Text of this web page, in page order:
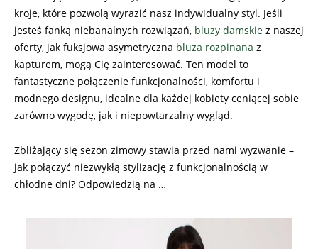
kroje, które pozwolą wyrazić nasz indywidualny styl. Jeśli
jesteś fanką niebanalnych rozwiązań, bluzy damskie z naszej
oferty, jak fuksjowa asymetryczna bluza rozpinana z
kapturem, mogą Cię zainteresować. Ten model to
fantastyczne połączenie funkcjonalności, komfortu i
modnego designu, idealne dla każdej kobiety ceniącej sobie
zarówno wygodę, jak i niepowtarzalny wygląd.
Zbliżający się sezon zimowy stawia przed nami wyzwanie –
jak połączyć niezwykłą stylizację z funkcjonalnością w
chłodne dni? Odpowiedzią na …